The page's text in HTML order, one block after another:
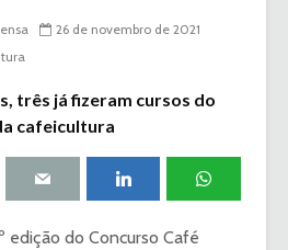
26 de novembro de 2021
três já fizeram cursos do
cafeicultura
edição do Concurso Café